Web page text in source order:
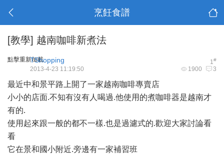
烹飪食譜
[教學] 越南咖啡新煮法
點擊重新加載 1#
TShopping
1900 3
2013-4-23 11:19:50
最近中和景平路上開了一家越南咖啡專賣店
小小的店面.不知有沒有人喝過.他使用的煮咖啡器是越南才
有的.
使用起來跟一般的都不一樣.也是過濾式的.歡迎大家討論看
看
它在景和國小附近.旁邊有一家補習班